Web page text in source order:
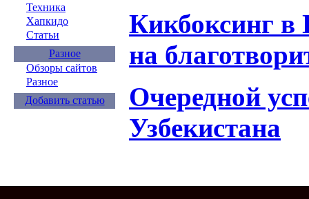
Техника
Хапкидо
Статьи
Разное
Обзоры сайтов
Разное
Добавить статью
Кикбоксинг в
на
Очередной
Узбекистана